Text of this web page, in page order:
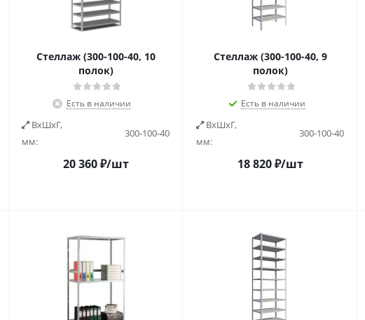
Стеллаж (300-100-40, 10
полок)
Есть в наличии
ВxШxГ,
мм:
300-100-40
20 360₽/шт
Стеллаж (300-100-40, 9
полок)
Есть в наличии
ВxШxГ,
мм:
300-100-40
18 820₽/шт